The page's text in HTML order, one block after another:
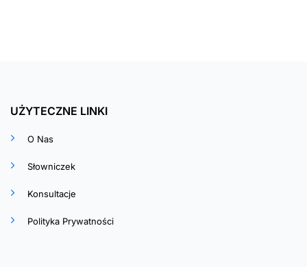
UŻYTECZNE LINKI
O Nas
Słowniczek
Konsultacje
Polityka Prywatności